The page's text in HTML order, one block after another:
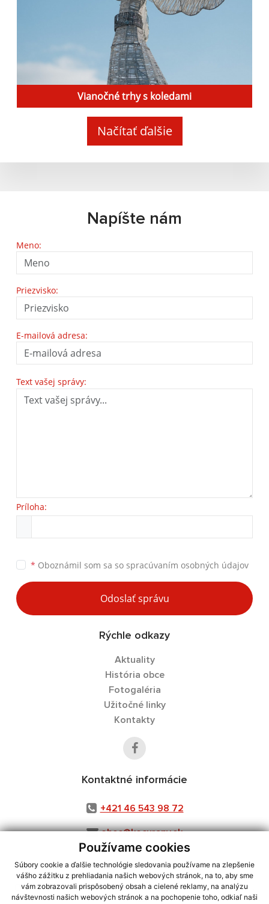
Používame cookies
Súbory cookie a ďalšie technológie sledovania používame na zlepšenie
vášho zážitku z prehliadania našich webových stránok, na to, aby sme
vám zobrazovali prispôsobený obsah a cielené reklamy, na analýzu
návštevnosti našich webových stránok a na pochopenie toho, odkiaľ naši
Vianočné trhy s koledami
Načítať ďalšie
Napíšte nám
Meno:
Priezvisko:
E-mailová adresa:
Text vašej správy:
Príloha:
* Oboznámil som sa so spracúvaním osobných údajov
Odoslať správu
Rýchle odkazy
Aktuality
História obce
Fotogaléria
Užitočné linky
Kontakty
Kontaktné informácie
+421 46 543 98 72
obec@kocurany.sk
využite možnosť získavania aktuálnych informácií s využitím RSS
CMS systém (redakčný) systém ECHELON 2,Mapa stránok,web portál